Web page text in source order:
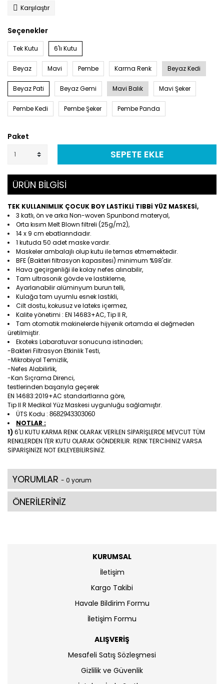
Karşılaştır
Seçenekler
Tek Kutu 6'lı Kutu
Beyaz Mavi Pembe Karma Renk Beyaz Kedi
Beyaz Pati Beyaz Gemi Mavi Balık Mavi Şeker
Pembe Kedi Pembe Şeker Pembe Panda
Paket
SEPETE EKLE
ÜRÜN BİLGİSİ
TEK KULLANIMLIK ÇOCUK BOY LASTİKLİ TIBBİ YÜZ MASKESİ,
3 katlı, ön ve arka Non-woven Spunbond materyal,
Orta kısım Melt Blown filtreli (25g/m2),
14 x 9 cm ebatlarındadır.
1 kutuda 50 adet maske vardır.
Maskeler ambalajlı olup kutu ile temas etmemektedir.
BFE (Bakteri filtrasyon kapasitesi) minimum %98'dir.
Hava geçirgenliği ile kolay nefes alınabilir,
Tam ultrasonik gövde ve lastikleme,
Ayarlanabilir alüminyum burun telli,
Kulağa tam uyumlu esnek lastikli,
Cilt dostu, kokusuz ve lateks içermez,
Kalite yönetimi : EN 14683+AC, Tip II R,
Tam otomatik makinelerde hijyenik ortamda el değmeden
üretilmiştir.
Ekoteks Labaratuvar sonucuna istinaden;
-Bakteri Filtrasyon Etkinlik Testi,
-Mikrobiyal Temizlik,
-Nefes Alabilirlik,
-Kan Sıçrama Direnci,
testlerinden başarıyla geçerek
EN 14683:2019+AC standartlarına göre,
Tip II R Medikal Yüz Maskesi uygunluğu sağlamıştır.
ÜTS Kodu : 8682943303060
NOTLAR :
1) 6'LI KUTU KARMA RENK OLARAK VERİLEN SİPARİŞLERDE MEVCUT TÜM
RENKLERDEN 1'ER KUTU OLARAK GÖNDERİLİR. RENK TERCİHİNİZ VARSA
SİPARİŞİNİZE NOT EKLEYEBİLİRSİNİZ.
YORUMLAR - 0 yorum
ÖNERİLERİNİZ
KURUMSAL
İletişim
Kargo Takibi
Havale Bildirim Formu
İletişim Formu
ALIŞVERİŞ
Mesafeli Satış Sözleşmesi
Gizlilik ve Güvenlik